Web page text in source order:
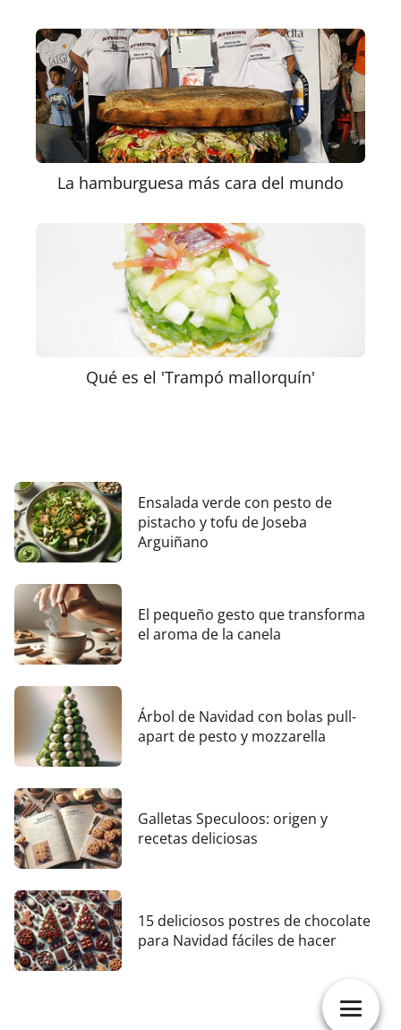
La hamburguesa más cara del mundo
Qué es el 'Trampó mallorquín'
Ensalada verde con pesto de
pistacho y tofu de Joseba
Arguiñano
El pequeño gesto que transforma
el aroma de la canela
Árbol de Navidad con bolas pull-
apart de pesto y mozzarella
Galletas Speculoos: origen y
recetas deliciosas
15 deliciosos postres de chocolate
para Navidad fáciles de hacer